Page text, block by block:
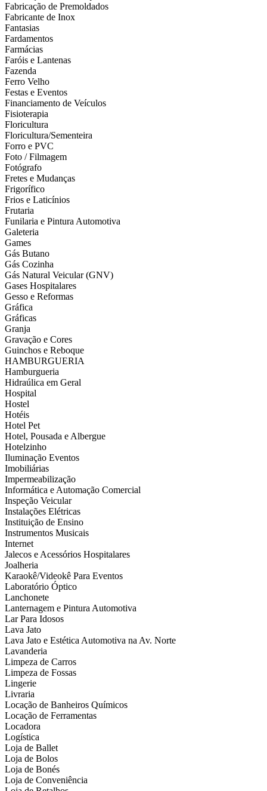
Fabricação de Premoldados
Fabricante de Inox
Fantasias
Fardamentos
Farmácias
Faróis e Lantenas
Fazenda
Ferro Velho
Festas e Eventos
Financiamento de Veículos
Fisioterapia
Floricultura
Floricultura/Sementeira
Forro e PVC
Foto / Filmagem
Fotógrafo
Fretes e Mudanças
Frigorífico
Frios e Laticínios
Frutaria
Funilaria e Pintura Automotiva
Galeteria
Games
Gás Butano
Gás Cozinha
Gás Natural Veicular (GNV)
Gases Hospitalares
Gesso e Reformas
Gráfica
Gráficas
Granja
Gravação e Cores
Guinchos e Reboque
HAMBURGUERIA
Hamburgueria
Hidraúlica em Geral
Hospital
Hostel
Hotéis
Hotel Pet
Hotel, Pousada e Albergue
Hotelzinho
Iluminação Eventos
Imobiliárias
Impermeabilização
Informática e Automação Comercial
Inspeção Veicular
Instalações Elétricas
Instituição de Ensino
Instrumentos Musicais
Internet
Jalecos e Acessórios Hospitalares
Joalheria
Karaokê/Videokê Para Eventos
Laboratório Óptico
Lanchonete
Lanternagem e Pintura Automotiva
Lar Para Idosos
Lava Jato
Lava Jato e Estética Automotiva na Av. Norte
Lavanderia
Limpeza de Carros
Limpeza de Fossas
Lingerie
Livraria
Locação de Banheiros Químicos
Locação de Ferramentas
Locadora
Logística
Loja de Ballet
Loja de Bolos
Loja de Bonés
Loja de Conveniência